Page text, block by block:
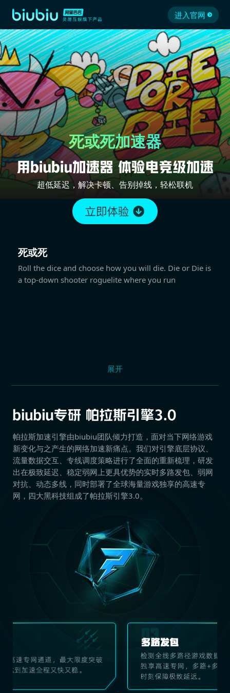
进入官网
死或死加速器
超低延迟，解决卡顿、告别掉线，轻松联机
死或死
Roll the dice and choose how you will die. Die or Die is
a top-down shooter roguelite where you run
展开
帕拉斯加速引擎由biubiu团队倾力打造，面对当下网络游戏
新变化与之产生的网络加速新痛点。我们对引擎底层协议、
流量数据交互、专线调度策略进行了全面的重新梳理，研发
出在极致延迟、稳定弱网上更具优势的实时多路发包、弱网
对抗、动态多线，同时部署了全球海量游戏独享的高速专
网，四大黑科技组成了帕拉斯引擎3.0。